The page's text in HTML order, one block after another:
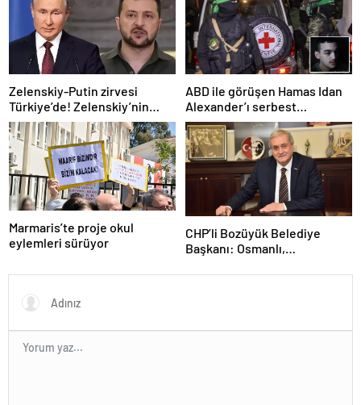
Zelenskiy-Putin zirvesi
Türkiye’de! Zelenskiy’nin
çağrısı dünya basınında
ABD ile görüşen Hamas Idan
Alexander’ı serbest
bırakacak! Türkiye’ye
teşekkür…
Marmaris’te proje okul
eylemleri sürüyor
CHP’li Bozüyük Belediye
Başkanı: Osmanlı,
sattı